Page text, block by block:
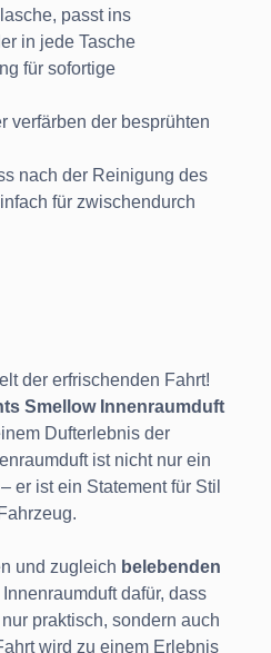
passt ins
in jede Tasche
für sofortige
verfärben der besprühten
nach der Reinigung des
für zwischendurch
der erfrischenden Fahrt!
Smellow Innenraumduft
Dufterlebnis der
ist nicht nur ein
er ist ein Statement für Stil
und zugleich belebenden
dafür, dass
praktisch, sondern auch
wird zu einem Erlebnis